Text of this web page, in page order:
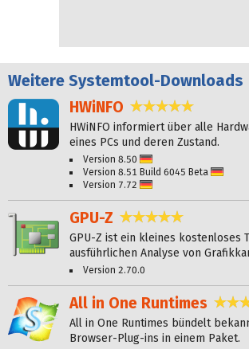
Weitere Systemtool-Downloads
HWiNFO
HWiNFO informiert über alle
eines PCs und deren Zustand.
Version 8.50
Version 8.51 Build 6045 Beta
Version 7.72
GPU-Z
GPU-Z ist ein kleines kostenloses
ausführlichen Analyse von
Version 2.70.0
All in One Runtimes
All in One Runtimes bündelt
Browser-Plug-ins in einem Paket.